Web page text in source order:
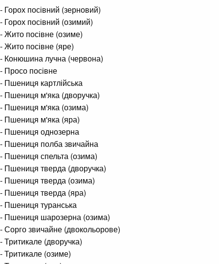
- Горох посівний (зерновий)
- Горох посівний (озимий)
- Жито посівне (озиме)
- Жито посівне (яре)
- Конюшина лучна (червона)
- Просо посівне
- Пшениця картлійська
- Пшениця м'яка (дворучка)
- Пшениця м'яка (озима)
- Пшениця м'яка (яра)
- Пшениця однозерна
- Пшениця полба звичайна
- Пшениця спельта (озима)
- Пшениця тверда (дворучка)
- Пшениця тверда (озима)
- Пшениця тверда (яра)
- Пшениця туранська
- Пшениця шарозерна (озима)
- Сорго звичайне (двокольорове)
- Тритикале (дворучка)
- Тритикале (озиме)